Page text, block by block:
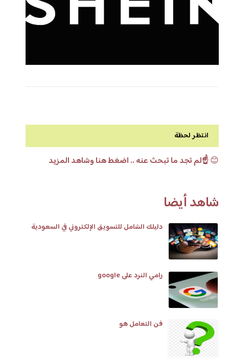
انتظر لحظة
😊☝️لم تجد ما تبحث عنه .. اضغط هنا وشاهد المزيد
شاهد أيضا
دليلك الشامل للتسويق الإلكتروني في السعودية
رامي النرد على google
فن التعامل هو